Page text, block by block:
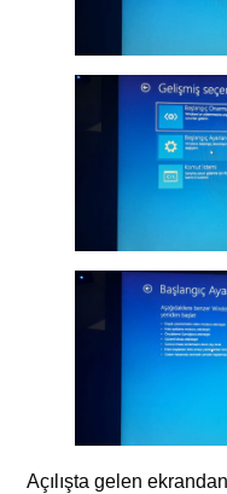
Açılışta gelen